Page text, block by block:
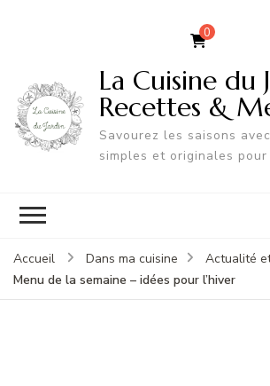
0
La Cuisine du
Recettes &
Savourez les saisons
simples et originales
Accueil Dans ma cuisine
Actualité
Menu de la semaine – idées pour l’hiver